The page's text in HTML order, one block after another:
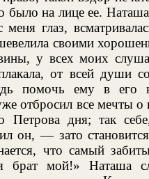
было на лице ее.
меня глаз,
своими
у всех моих
от всей души
помочь ему в его
отбросил все мечты
Петрова дня; так
он, — зато
что самый
брат мой!» Наташа